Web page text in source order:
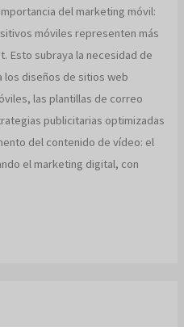
del marketing móvil:
móviles representen más
Esto subraya la necesidad de
los diseños de sitios web
las plantillas de correo
publicitarias optimizadas
del contenido de vídeo: el
el marketing digital, con